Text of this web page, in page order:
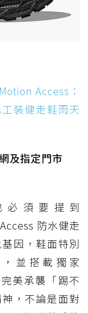
Access：
裝健走鞋雨天
及指定門市
須要提到
防水健走
因，鞋面特別
並搭載獨家
美承襲「踢不
，不論是面對